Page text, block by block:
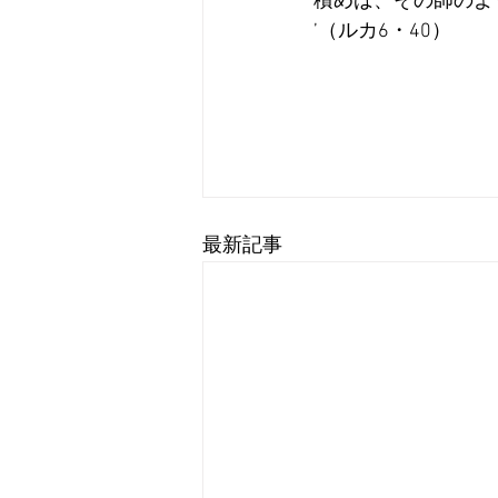
’（ルカ6・40）
最新記事